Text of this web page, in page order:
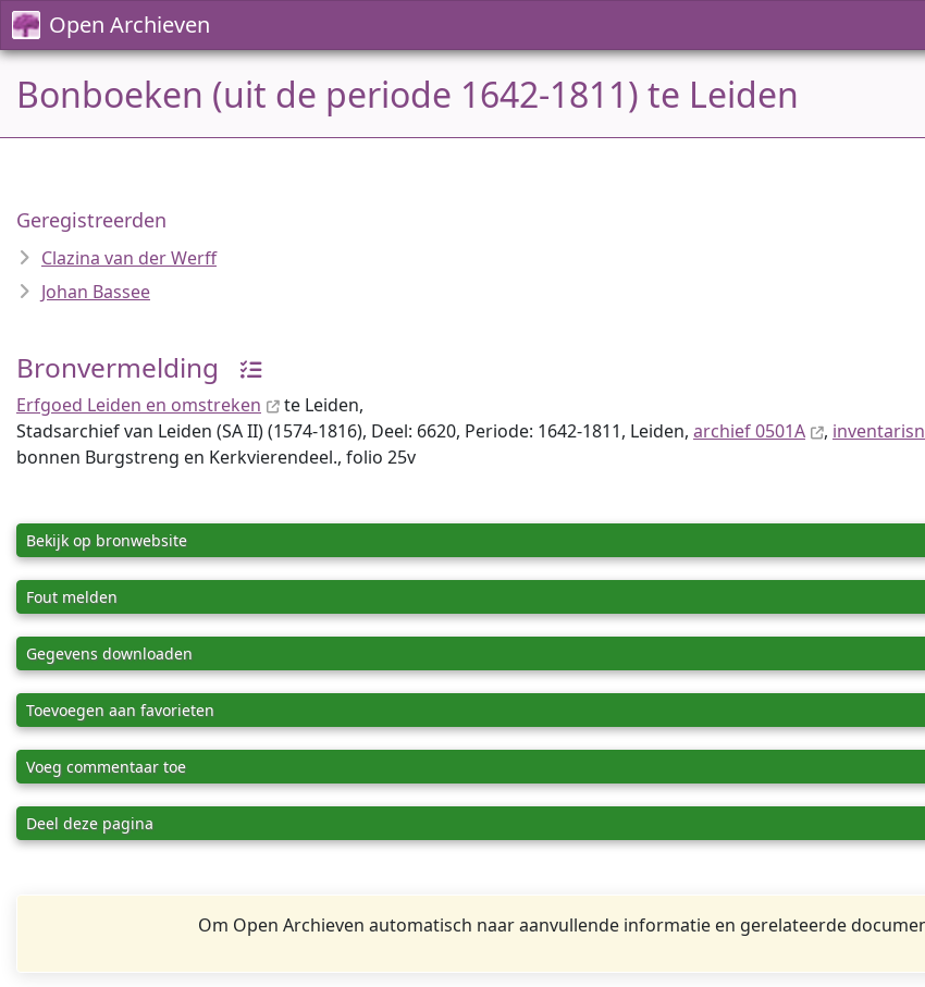
Open Archieven
Bonboeken (uit de periode 1642-1811) te Leiden
Geregistreerden
Clazina van der Werff
Johan Bassee
Bronvermelding
Erfgoed Leiden en omstreken
te Leiden,
Stadsarchief van Leiden (SA II) (1574-1816), Deel: 6620, Periode: 1642-1811, Leiden, archief 0501A ,
bonnen Burgstreng en Kerkvierendeel., folio 25v
Bekijk op bronwebsite
Fout melden
Gegevens downloaden
Toevoegen aan favorieten
Voeg commentaar toe
Deel deze pagina
Om Open Archieven automatisch naar aanvullende informatie en gerelateerde